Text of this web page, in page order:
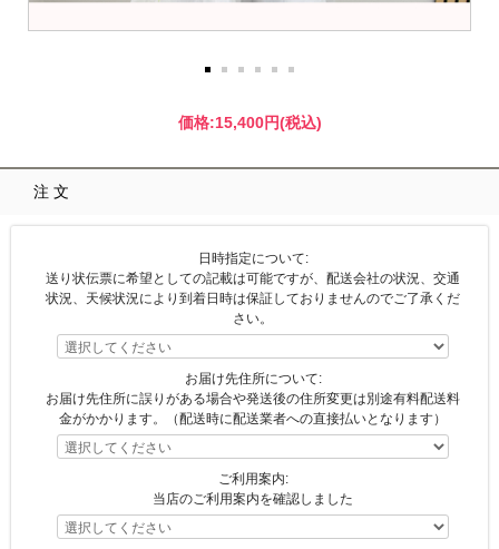
価格:15,400円(税込)
注文
日時指定について:
送り状伝票に希望としての記載は可能ですが、配送会社の状況、交通
状況、天候状況により到着日時は保証しておりませんのでご了承くだ
さい。
お届け先住所について:
お届け先住所に誤りがある場合や発送後の住所変更は別途有料配送料
金がかかります。（配送時に配送業者への直接払いとなります）
ご利用案内:
当店のご利用案内を確認しました